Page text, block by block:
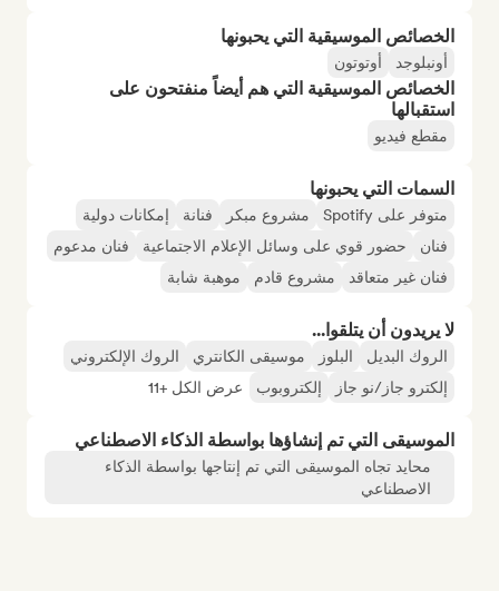
الخصائص الموسيقية التي يحبونها
أونبلوجد أوتوتون
الخصائص الموسيقية التي هم أيضاً منفتحون على
استقبالها
مقطع فيديو
السمات التي يحبونها
متوفر على Spotify مشروع مبكر فنانة
إمكانات دولية
فنان
حضور قوي على وسائل الإعلام الاجتماعية
فنان مدعوم
فنان غير متعاقد
مشروع قادم موهبة شابة
لا يريدون أن يتلقوا...
الروك البديل البلوز موسيقى الكانتري
الروك الإلكتروني
إلكترو جاز/نو جاز
إلكتروبوب عرض الكل +11
الموسيقى التي تم إنشاؤها بواسطة الذكاء الاصطناعي
محايد تجاه الموسيقى التي تم إنتاجها بواسطة الذكاء
الاصطناعي